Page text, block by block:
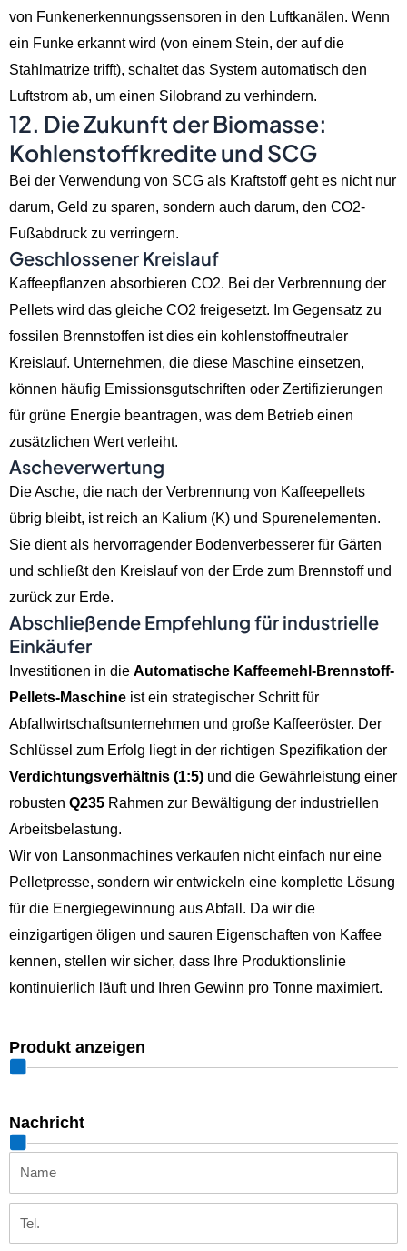
von Funkenerkennungssensoren in den Luftkanälen. Wenn
ein Funke erkannt wird (von einem Stein, der auf die
Stahlmatrize trifft), schaltet das System automatisch den
Luftstrom ab, um einen Silobrand zu verhindern.
12. Die Zukunft der Biomasse:
Kohlenstoffkredite und SCG
Bei der Verwendung von SCG als Kraftstoff geht es nicht nur
darum, Geld zu sparen, sondern auch darum, den CO2-
Fußabdruck zu verringern.
Geschlossener Kreislauf
Kaffeepflanzen absorbieren CO2. Bei der Verbrennung der
Pellets wird das gleiche CO2 freigesetzt. Im Gegensatz zu
fossilen Brennstoffen ist dies ein kohlenstoffneutraler
Kreislauf. Unternehmen, die diese Maschine einsetzen,
können häufig Emissionsgutschriften oder Zertifizierungen
für grüne Energie beantragen, was dem Betrieb einen
zusätzlichen Wert verleiht.
Ascheverwertung
Die Asche, die nach der Verbrennung von Kaffeepellets
übrig bleibt, ist reich an Kalium (K) und Spurenelementen.
Sie dient als hervorragender Bodenverbesserer für Gärten
und schließt den Kreislauf von der Erde zum Brennstoff und
zurück zur Erde.
Abschließende Empfehlung für industrielle
Einkäufer
Investitionen in die Automatische Kaffeemehl-Brennstoff-
Pellets-Maschine ist ein strategischer Schritt für
Abfallwirtschaftsunternehmen und große Kaffeeröster. Der
Schlüssel zum Erfolg liegt in der richtigen Spezifikation der
Verdichtungsverhältnis (1:5) und die Gewährleistung einer
robusten Q235 Rahmen zur Bewältigung der industriellen
Arbeitsbelastung.
Wir von Lansonmachines verkaufen nicht einfach nur eine
Pelletpresse, sondern wir entwickeln eine komplette Lösung
für die Energiegewinnung aus Abfall. Da wir die
einzigartigen öligen und sauren Eigenschaften von Kaffee
kennen, stellen wir sicher, dass Ihre Produktionslinie
kontinuierlich läuft und Ihren Gewinn pro Tonne maximiert.
Produkt anzeigen
Nachricht
Name
Tel.